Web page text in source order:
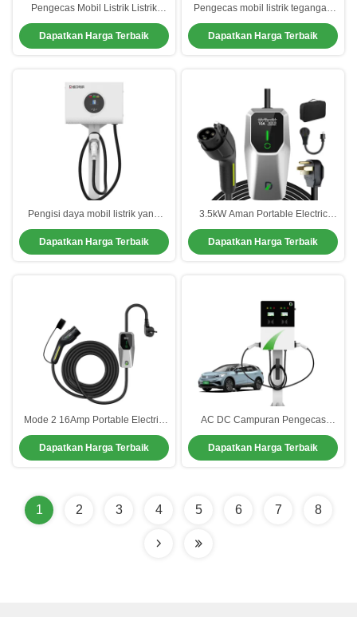
Pengecas Mobil Listrik Listrik
16A/32A Produk Alias GBT EV
Pengecas Cepat Mode Memulai
APP.OCPP1.6J
Dapatkan Harga Terbaik
Pengecas mobil listrik tegangan
operasi 250V dengan efisiensi
konversi ≥99% dan arus nominal
16A/32A
Dapatkan Harga Terbaik
Pengisi daya mobil listrik yang
dapat disesuaikan arus 16A/32A
Kelembaban operasi Hingga 95%
Tidak kondensasi
Dapatkan Harga Terbaik
3.5kW Aman Portable Electric
Vehicle Charger Portable Level 1
Ev Charger Tipe 2
Dapatkan Harga Terbaik
Mode 2 16Amp Portable Electric
Car Charger Untuk BYD Xpeng
Tesla
Dapatkan Harga Terbaik
AC DC Campuran Pengecas
Mobil Listrik Untuk Parkir Rumah
Sakit Pusat Perbelanjaan
Dapatkan Harga Terbaik
1 2 3 4 5 6 7 8